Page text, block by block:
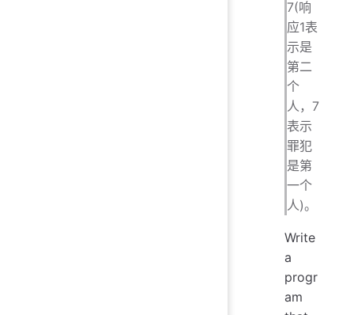
7(响
应1表
示是
第二
个
人，7
表示
罪犯
是第
一个
人)。
Write
a
progr
am